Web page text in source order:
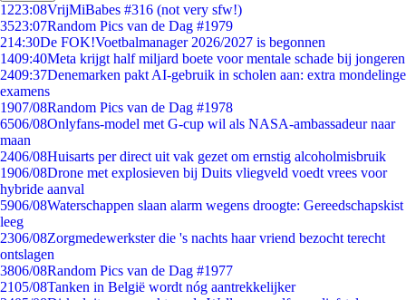
1223:08VrijMiBabes #316 (not very sfw!)
3523:07Random Pics van de Dag #1979
214:30De FOK!Voetbalmanager 2026/2027 is begonnen
1409:40Meta krijgt half miljard boete voor mentale schade bij jongeren
2409:37Denemarken pakt AI-gebruik in scholen aan: extra mondelinge
examens
1907/08Random Pics van de Dag #1978
6506/08Onlyfans-model met G-cup wil als NASA-ambassadeur naar
maan
2406/08Huisarts per direct uit vak gezet om ernstig alcoholmisbruik
1906/08Drone met explosieven bij Duits vliegveld voedt vrees voor
hybride aanval
5906/08Waterschappen slaan alarm wegens droogte: Gereedschapskist
leeg
2306/08Zorgmedewerkster die 's nachts haar vriend bezocht terecht
ontslagen
3806/08Random Pics van de Dag #1977
2105/08Tanken in België wordt nóg aantrekkelijker